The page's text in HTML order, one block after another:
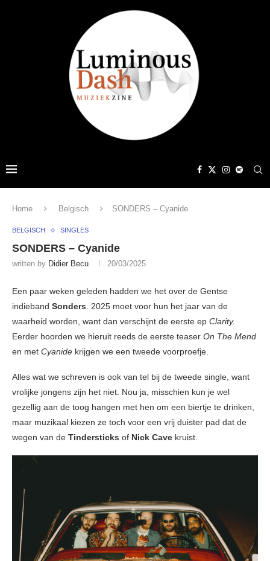
Home Belgisch SONDERS – Cyanide
BELGISCH SINGLES
SONDERS – Cyanide
written by Didier Becu 20/03/2025
Een paar weken geleden hadden we het over de Gentse
indieband Sonders. 2025 moet voor hun het jaar van de
waarheid worden, want dan verschijnt de eerste ep Clarity.
Eerder hoorden we hieruit reeds de eerste teaser On The Mend
en met Cyanide krijgen we een tweede voorproefje.
Alles wat we schreven is ook van tel bij de tweede single, want
vrolijke jongens zijn het niet. Nou ja, misschien kun je wel
gezellig aan de toog hangen met hen om een biertje te drinken,
maar muzikaal kiezen ze toch voor een vrij duister pad dat de
wegen van de Tindersticks of Nick Cave kruist.